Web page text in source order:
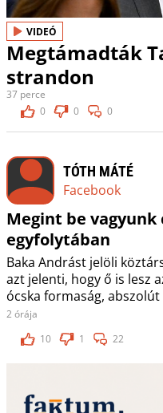
VIDEÓ
Megtámadták
strandon
37 perce
0
0 0
TÓTH MÁTÉ
Facebook
Megint be vagyunk
egyfolytában
Baka Andrást jelöli
azt jelenti, hogy ő is lesz
ócska formaság,
2 órája
10
1 22